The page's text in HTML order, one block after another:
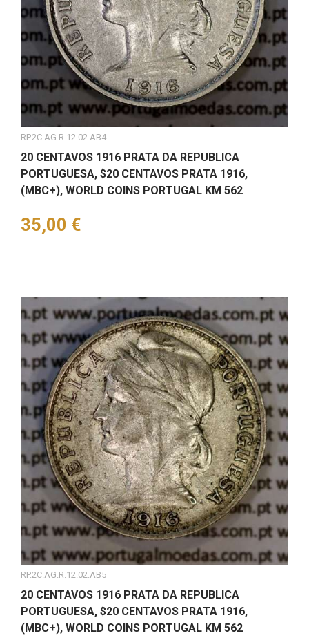
RP.2C.AG.R.12.02.AB4
20 CENTAVOS 1916 PRATA DA REPUBLICA
PORTUGUESA, $20 CENTAVOS PRATA 1916,
(MBC+), WORLD COINS PORTUGAL KM 562
Preço
35,00 €
RP.2C.AG.R.12.02.AB5
20 CENTAVOS 1916 PRATA DA REPUBLICA
PORTUGUESA, $20 CENTAVOS PRATA 1916,
(MBC+), WORLD COINS PORTUGAL KM 562